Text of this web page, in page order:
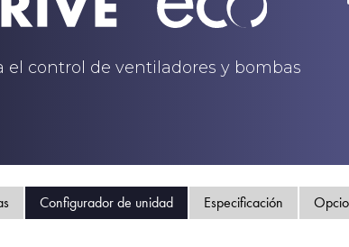
el control de ventiladores y bombas
Configurador de unidad Especificación